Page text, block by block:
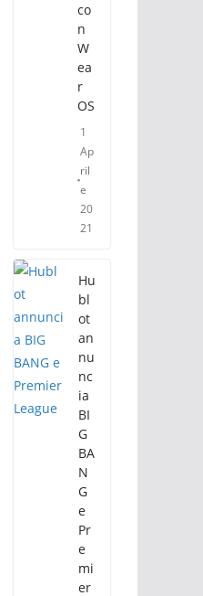
co
n
W
ea
r
OS
1
Ap
ril
e
20
21
Hu
bl
ot
an
nu
nc
ia
BI
G
BA
N
G
e
Pr
e
mi
er